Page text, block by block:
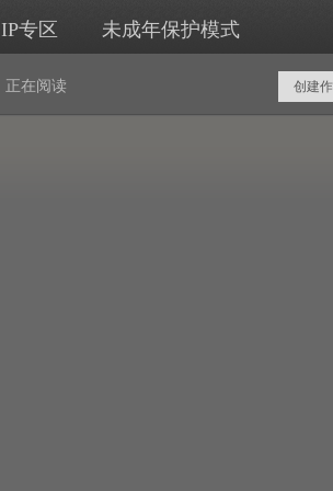
IP专区 未成年保护模式
正在阅读 创建